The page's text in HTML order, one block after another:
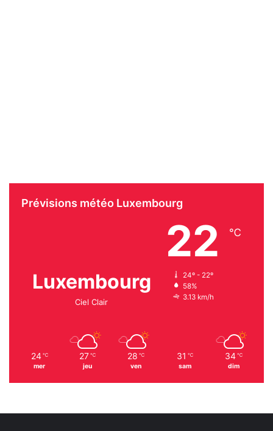
Prévisions météo Luxembourg
Luxembourg
Ciel Clair
22 ℃
24º - 22º
58%
3.13 km/h
24 ℃
mer
27 ℃
jeu
28 ℃
ven
31 ℃
sam
34 ℃
dim